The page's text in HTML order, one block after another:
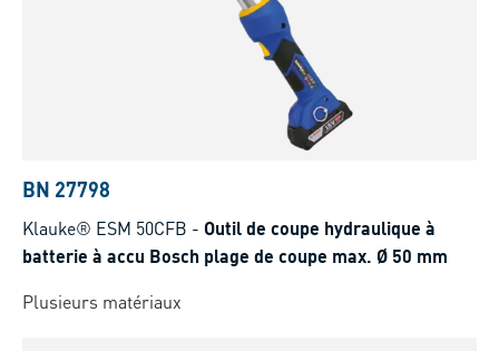
BN 27798
Klauke® ESM 50CFB - Outil de coupe hydraulique à
batterie à accu Bosch plage de coupe max. Ø 50 mm
Plusieurs matériaux